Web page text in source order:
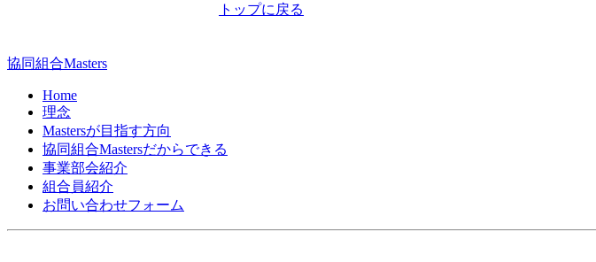
ョ
ン
トップに戻る
協同組合Masters
Home
理念
Mastersが目指す方向
協同組合Mastersだからできる
事業部会紹介
組合員紹介
お問い合わせフォーム